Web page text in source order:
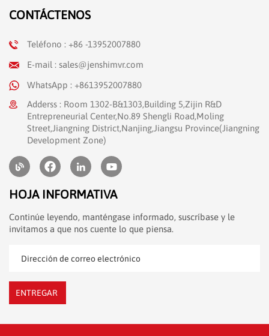
CONTÁCTENOS
Teléfono : +86 -13952007880
E-mail : sales@jenshimvr.com
WhatsApp : +8613952007880
Adderss : Room 1302-B&1303,Building 5,Zijin R&D
Entrepreneurial Center,No.89 Shengli Road,Moling
Street,Jiangning District,Nanjing,Jiangsu Province(Jiangning
Development Zone)
HOJA INFORMATIVA
Continúe leyendo, manténgase informado, suscríbase y le
invitamos a que nos cuente lo que piensa.
ENTREGAR